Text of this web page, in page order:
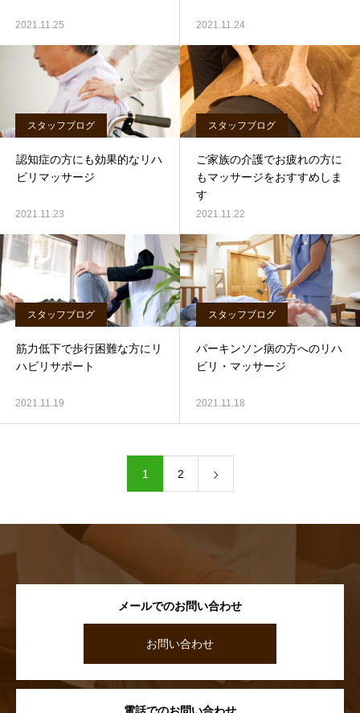
2021.11.25 2021.11.24
スタッフブログ
認知症の方にも効果的なリハ
ビリマッサージ
2021.11.23
スタッフブログ
ご家族の介護でお疲れの方に
もマッサージをおすすめしま
す
2021.11.22
スタッフブログ
筋力低下で歩行困難な方にリ
ハビリサポート
2021.11.19
スタッフブログ
パーキンソン病の方へのリハ
ビリ・マッサージ
2021.11.18
1 2
メールでのお問い合わせ
お問い合わせ